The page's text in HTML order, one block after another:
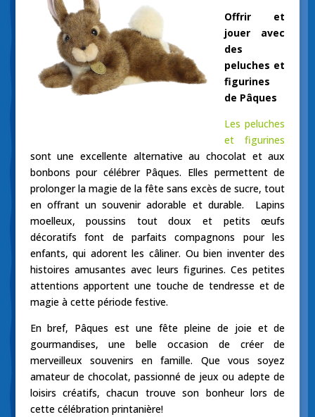
Offrir et
jouer avec
des
peluches et
figurines
de Pâques
Les peluches
et figurines
sont une excellente alternative au chocolat et aux
bonbons pour célébrer Pâques. Elles permettent de
prolonger la magie de la fête sans excès de sucre, tout
en offrant un souvenir adorable et durable. Lapins
moelleux, poussins tout doux et petits œufs
décoratifs font de parfaits compagnons pour les
enfants, qui adorent les câliner. Ou bien inventer des
histoires amusantes avec leurs figurines. Ces petites
attentions apportent une touche de tendresse et de
magie à cette période festive.
En bref, Pâques est une fête pleine de joie et de
gourmandises, une belle occasion de créer de
merveilleux souvenirs en famille. Que vous soyez
amateur de chocolat, passionné de jeux ou adepte de
loisirs créatifs, chacun trouve son bonheur lors de
cette célébration printanière!